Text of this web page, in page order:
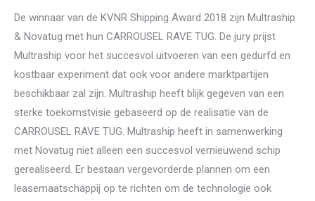
De winnaar van de KVNR Shipping Award 2018 zijn Multraship
& Novatug met hun CARROUSEL RAVE TUG. De jury prijst
Multraship voor het succesvol uitvoeren van een gedurfd en
kostbaar experiment dat ook voor andere marktpartijen
beschikbaar zal zijn. Multraship heeft blijk gegeven van een
sterke toekomstvisie gebaseerd op de realisatie van de
CARROUSEL RAVE TUG. Multraship heeft in samenwerking
met Novatug niet alleen een succesvol vernieuwend schip
gerealiseerd. Er bestaan vergevorderde plannen om een
leasemaatschappij op te richten om de technologie ook